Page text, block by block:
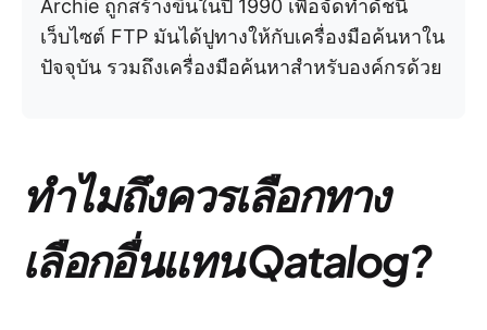
Archie ถูกสร้างขึ้นในปี 1990 เพื่อจัดทำดัชนี
เว็บไซต์ FTP มันได้ปูทางให้กับเครื่องมือค้นหาใน
ปัจจุบัน รวมถึงเครื่องมือค้นหาสำหรับองค์กรด้วย
ทำไมถึงควรเลือกทาง
เลือกอื่นแทน Qatalog?